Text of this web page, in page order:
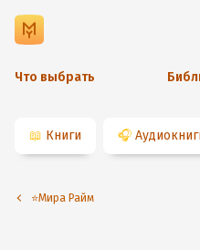
Что выбрать
📖 Книги 🎧
⭐️Мира Райм